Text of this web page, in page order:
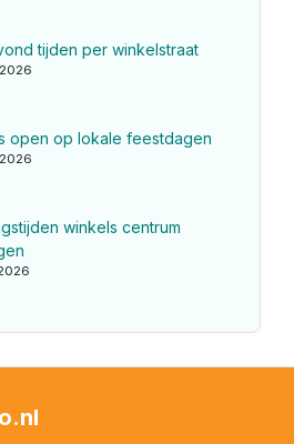
tijden per winkelstraat
open op lokale feestdagen
winkels centrum